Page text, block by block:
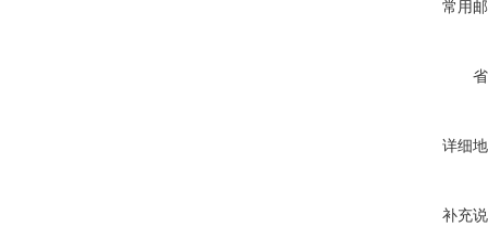
常用
详细
补充